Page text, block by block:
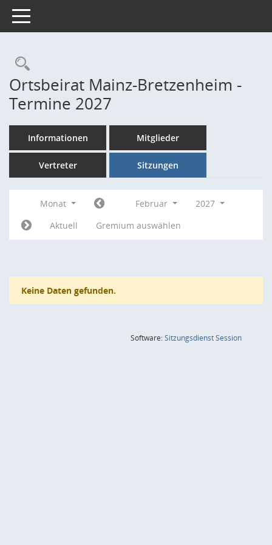
Toggle navigation
Rechercheauswahl
Ortsbeirat Mainz-Bretzenheim -
Termine 2027
Informationen Mitglieder
Vertreter Sitzungen
Monat Februar
2027
Aktuell
Gremium auswählen
Keine Daten gefunden.
Software:SitzungsdienstSession(Wird in